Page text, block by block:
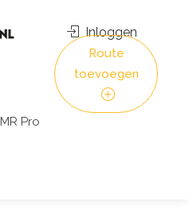
MR Pro
Inloggen
Route
toevoegen